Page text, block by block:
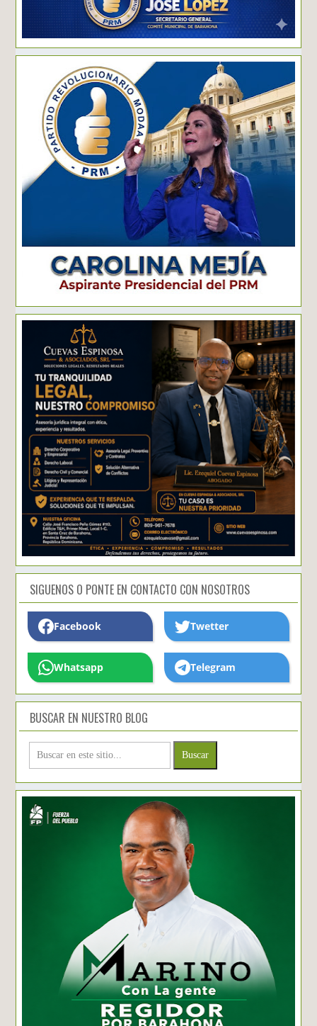
SIGUENOS O PONTE EN CONTACTO CON NOSOTROS
Facebook Twetter
Whatsapp Telegram
BUSCAR EN NUESTRO BLOG